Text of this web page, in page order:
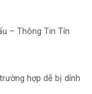
– Thông Tin Tín
hợp dễ bị dính